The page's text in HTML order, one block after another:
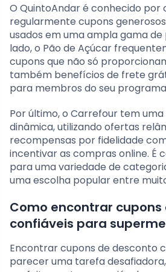
O QuintoAndar é conhecido por
regularmente cupons
usados em uma ampla gama
lado, o Pão de Açúcar
cupons que não só
também benefícios de frete
para membros do seu
Por último, o Carrefour tem
dinâmica, utilizando ofertas
recompensas por fidelidade
incentivar as compras online. É
para uma variedade de
uma escolha popular entre
Como encontrar
confiáveis para
Encontrar cupons de desconto
parecer uma tarefa